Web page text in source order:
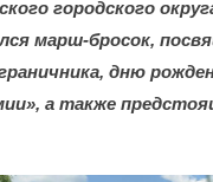
городского
марш-бросок,
дню
а также